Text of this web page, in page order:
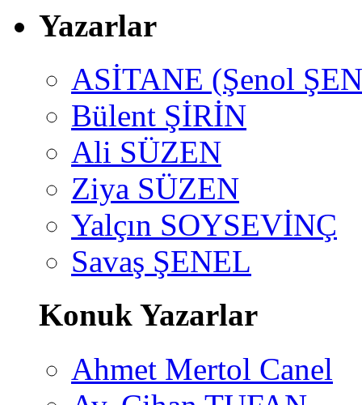
Yazarlar
ASİTANE (Şenol
Bülent ŞİRİN
Ali SÜZEN
Ziya SÜZEN
Yalçın SOYSEVİNÇ
Savaş ŞENEL
Konuk Yazarlar
Ahmet Mertol Canel